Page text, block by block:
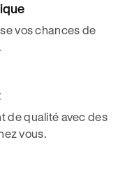
vos chances de
de qualité avec des
vous.